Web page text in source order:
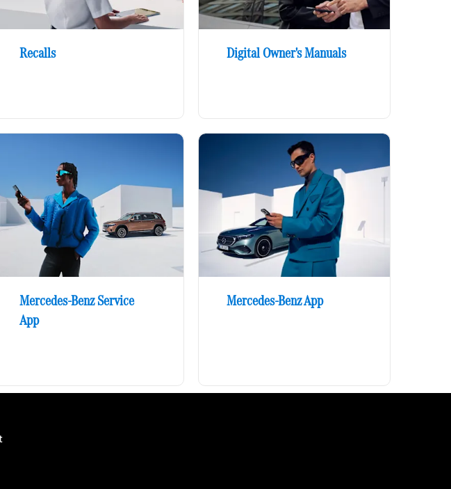
Recalls Digital Owner's Manuals
Mercedes-Benz Service
App
Mercedes-Benz App